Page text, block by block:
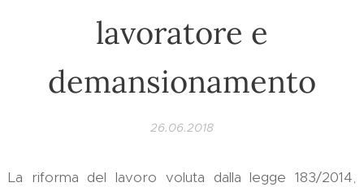
lavoratore e
demansionamento
26.06.2018
La riforma del lavoro voluta dalla legge 183/2014,